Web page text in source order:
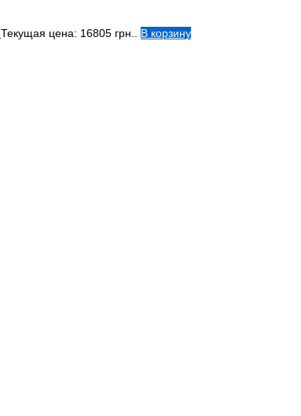
Текущая цена: 16805 грн..
В корзину